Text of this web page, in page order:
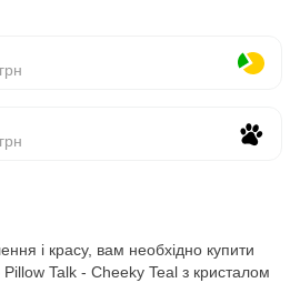
і красу, вам необхідно купити
Talk - Cheeky Teal з кристалом